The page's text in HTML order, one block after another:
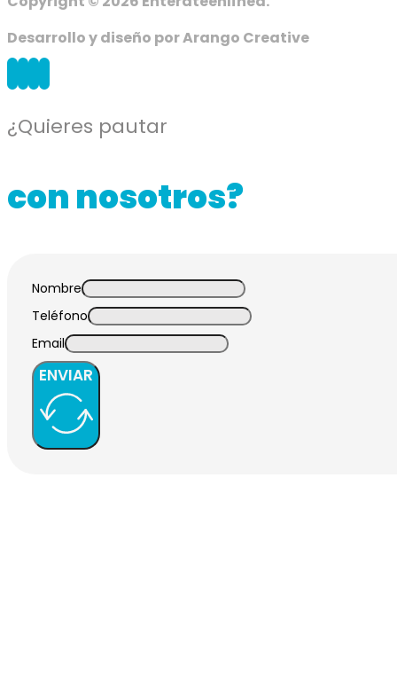
Desarrollo y diseño por Arango Creative
¿Quieres pautar
con nosotros?
Nombre
Teléfono
Email
ENVIAR